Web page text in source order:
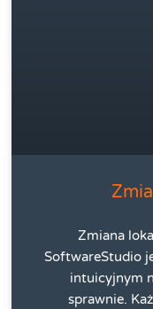
Zmiana
SoftwareStudio
intuicyjnym
sprawnie.